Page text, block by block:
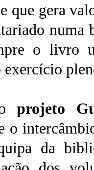
que gera
o livro
projeto
da